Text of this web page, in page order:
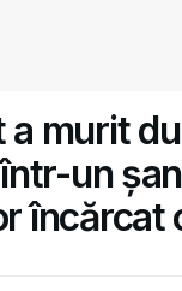
a murit
un
încărcat